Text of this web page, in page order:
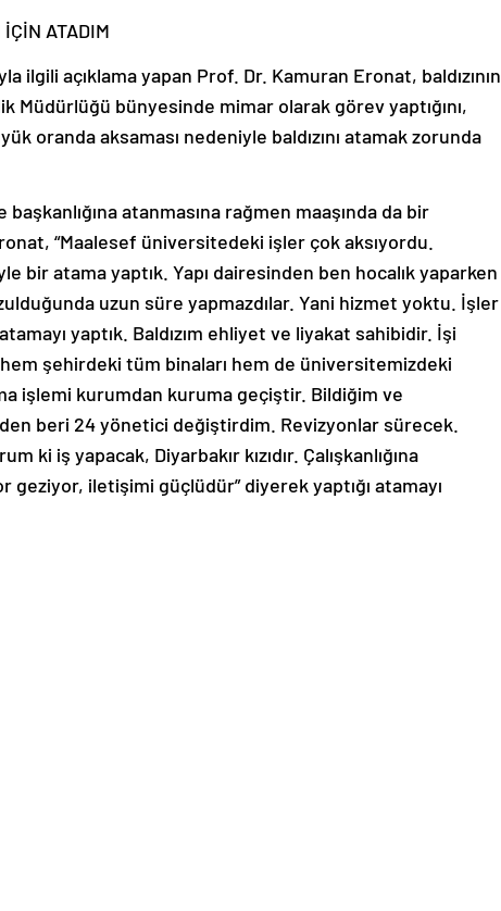
ATADIM
ilgili açıklama yapan Prof. Dr. Kamuran Eronat, baldızının
Müdürlüğü bünyesinde mimar olarak görev yaptığını,
oranda aksaması nedeniyle baldızını atamak zorunda
başkanlığına atanmasına rağmen maaşında da bir
“Maalesef üniversitedeki işler çok aksıyordu.
bir atama yaptık. Yapı dairesinden ben hocalık yaparken
uzun süre yapmazdılar. Yani hizmet yoktu. İşler
yaptık. Baldızım ehliyet ve liyakat sahibidir. İşi
şehirdeki tüm binaları hem de üniversitemizdeki
işlemi kurumdan kuruma geçiştir. Bildiğim ve
beri 24 yönetici değiştirdim. Revizyonlar sürecek.
ki iş yapacak, Diyarbakır kızıdır. Çalışkanlığına
geziyor, iletişimi güçlüdür” diyerek yaptığı atamayı